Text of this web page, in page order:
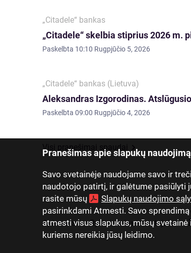
Pranešimas apie slapukų naudojimą
Savo svetainėje naudojame savo ir
naudotojo patirtį, ir galėtume pasiūlyti
rasite mūsų
Slapukų naudojimo
pasirinkdami Atmesti. Savo
atmesti visus slapukus, mūsų
kuriems nereikia jūsų leidimo.
„Citadele“ bankas
„Citadele“ skelbia stiprius 2026
Paskelbta 10:10 Rugpjūčio 5, 2026
„Citadele“ bankas (Lietuva)
Aleksandras Izgorodinas.
Paskelbta 09:00 Rugpjūčio 4, 2026
Visi pranešimai spaudai
Apie mus Ryšiai su investuotojais